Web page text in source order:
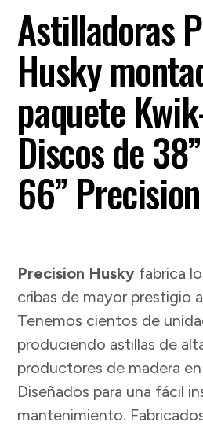
Astilladoras
Husky
paquete
Discos de
66”
Precision Husky fabrica
cribas de mayor prestigio
Tenemos cientos de
produciendo astillas de
productores de madera
Diseñados para una fácil
mantenimiento.